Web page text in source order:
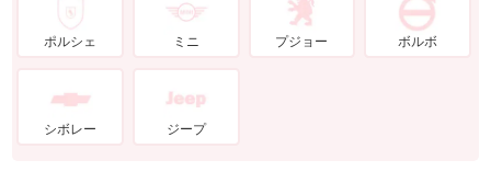
ポルシェ ミニ プジョー ボルボ
シボレー ジープ